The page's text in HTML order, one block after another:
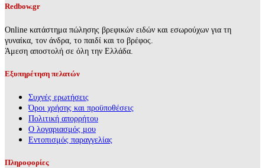
Redbow.gr
Online κατάστημα πώλησης βρεφικών ειδών και εσωρούχων για τη
γυναίκα, τον άνδρα, το παιδί και το βρέφος.
Άμεση αποστολή σε όλη την Ελλάδα.
Εξυπηρέτηση πελατών
Συχνές ερωτήσεις
Όροι χρήσης και προϋποθέσεις
Πολιτική απορρήτου
Ο λογαριασμός μου
Εντοπισμός παραγγελίας
Πληροφορίες